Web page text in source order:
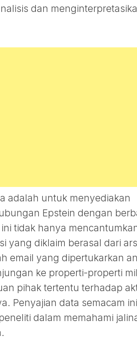
dan
adalah untuk menyediakan
Epstein dengan
tidak hanya
yang diklaim berasal dari
email yang dipertukarkan
ke properti-properti
pihak tertentu terhadap
Penyajian data semacam ini
dalam memahami